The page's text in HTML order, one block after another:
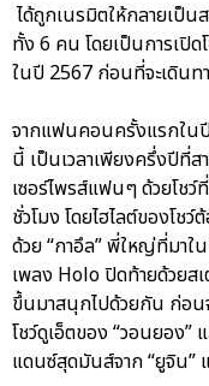
ได้ถูกเนรมิตให้กลายเป็
ทั้ง 6 คน โดยเป็นการเปิ
ในปี 2567 ก่อนที่จะเดินท
จากแฟนคอนครั้งแรกใน
นี้ เป็นเวลาเพียงครึ่งปีที่
เซอร์ไพรส์แฟนๆ ด้วยโช
ชั่วโมง โดยไฮไลต์ของโชว์
ด้วย “กาอึล” พี่ใหญ่ที่มาใ
เพลง Holo ปิดท้ายด้วยส
ขึ้นมาสนุกไปด้วยกัน ก่อ
โชว์ดูเอ็ตของ “วอนยอง”
แดนซ์สุดมันส์จาก “ยูจิน”